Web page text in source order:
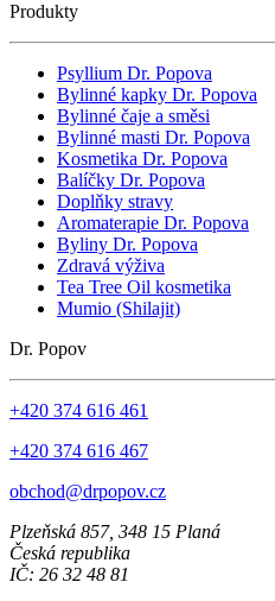
Produkty
Psyllium Dr. Popova
Bylinné kapky Dr. Popova
Bylinné čaje a směsi
Bylinné masti Dr. Popova
Kosmetika Dr. Popova
Balíčky Dr. Popova
Doplňky stravy
Aromaterapie Dr. Popova
Byliny Dr. Popova
Zdravá výživa
Tea Tree Oil kosmetika
Mumio (Shilajit)
Dr. Popov
+420 374 616 461
+420 374 616 467
obchod@drpopov.cz
Plzeňská 857, 348 15 Planá
Česká republika
IČ: 26 32 48 81